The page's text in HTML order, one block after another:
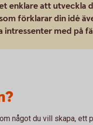
enklare att utveckla
förklarar din idé
med på
något du vill skapa, ett